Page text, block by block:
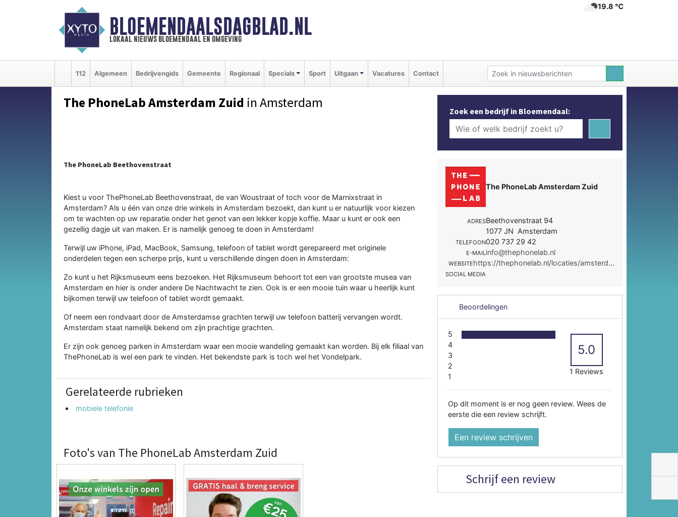
BLOEMENDAALSDAGBLAD.NL
lokaal nieuws bloemendaal en omgeving
19.8 ℃
112 Algemeen Bedrijvengids Gemeente Regionaal Specials Sport Uitgaan Vacatures Contact
The PhoneLab Amsterdam Zuid in Amsterdam
The PhoneLab Beethovenstraat
Kiest u voor ThePhoneLab Beethovenstraat, de van Woustraat of toch voor de Marnixstraat in
Amsterdam? Als u één van onze drie winkels in Amsterdam bezoekt, dan kunt u er natuurlijk voor kiezen
om te wachten op uw reparatie onder het genot van een lekker kopje koffie. Maar u kunt er ook een
gezellig dagje uit van maken. Er is namelijk genoeg te doen in Amsterdam!
Terwijl uw iPhone, iPad, MacBook, Samsung, telefoon of tablet wordt gerepareerd met originele
onderdelen tegen een scherpe prijs, kunt u verschillende dingen doen in Amsterdam:
Zo kunt u het Rijksmuseum eens bezoeken. Het Rijksmuseum behoort tot een van grootste musea van
Amsterdam en hier is onder andere De Nachtwacht te zien. Ook is er een mooie tuin waar u heerlijk kunt
bijkomen terwijl uw telefoon of tablet wordt gemaakt.
Of neem een rondvaart door de Amsterdamse grachten terwijl uw telefoon batterij vervangen wordt.
Amsterdam staat namelijk bekend om zijn prachtige grachten.
Er zijn ook genoeg parken in Amsterdam waar een mooie wandeling gemaakt kan worden. Bij elk filiaal van
ThePhoneLab is wel een park te vinden. Het bekendste park is toch wel het Vondelpark.
Gerelateerde rubrieken
mobiele telefonie
Foto's van The PhoneLab Amsterdam Zuid
Zoek een bedrijf in Bloemendaal:
The PhoneLab Amsterdam Zuid
ADRESBeethovenstraat 94
1077 JN Amsterdam
TELEFOON020 737 29 42
E-MAILinfo@thephonelab.nl
WEBSITE https://thephonelab.nl/locaties/amsterdam/beethovenstraat/
SOCIAL MEDIA
Beoordelingen
5
4
3
2
1
5.0
1 Reviews
Op dit moment is er nog geen review. Wees de
eerste die een review schrijft.
Een review schrijven
Schrijf een review